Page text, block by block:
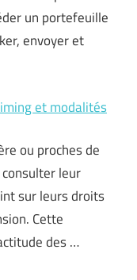
un portefeuille
envoyer et
et modalités
ou proches de
leur
sur leurs droits
Cette
des …